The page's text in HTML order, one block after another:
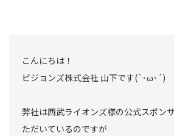
こんにちは！
ビジョンズ株式会社 山下です(`･ω･´)
弊社は西武ライオンズ様の公式スポン
ただいているのですが